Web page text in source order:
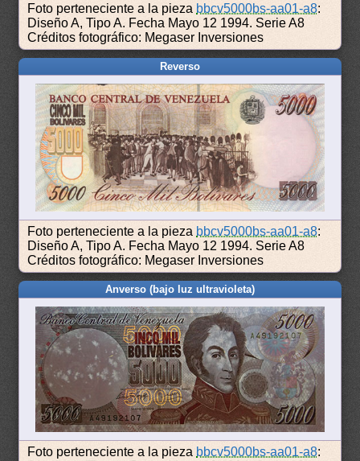
Foto perteneciente a la pieza bbcv5000bs-aa01-a8:
Diseño A, Tipo A. Fecha Mayo 12 1994. Serie A8
Créditos fotográfico: Megaser Inversiones
Reverso
Foto perteneciente a la pieza bbcv5000bs-aa01-a8:
Diseño A, Tipo A. Fecha Mayo 12 1994. Serie A8
Créditos fotográfico: Megaser Inversiones
Anverso (bajo luz ultravioleta)
Foto perteneciente a la pieza bbcv5000bs-aa01-a8: